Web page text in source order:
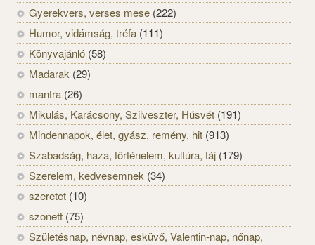
Gyerekvers, verses mese (222)
Humor, vidámság, tréfa (111)
Könyvajánló (58)
Madarak (29)
mantra (26)
Mikulás, Karácsony, Szilveszter, Húsvét (191)
Mindennapok, élet, gyász, remény, hit (913)
Szabadság, haza, történelem, kultúra, táj (179)
Szerelem, kedvesemnek (34)
szeretet (10)
szonett (75)
Születésnap, névnap, esküvő, Valentin-nap, nőnap,